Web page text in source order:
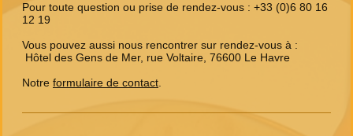
Pour toute question ou prise de rendez-vous : +33 (0)6 80 16
12 19
Vous pouvez aussi nous rencontrer sur rendez-vous à :
Hôtel des Gens de Mer, rue Voltaire, 76600 Le Havre
Notre formulaire de contact